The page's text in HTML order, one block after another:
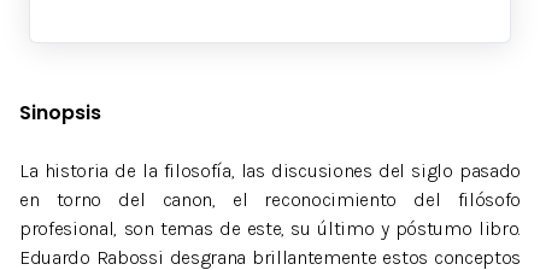
Sinopsis
La historia de la filosofía, las discusiones del siglo pasado
en torno del canon, el reconocimiento del filósofo
profesional, son temas de este, su último y póstumo libro.
Eduardo Rabossi desgrana brillantemente estos conceptos